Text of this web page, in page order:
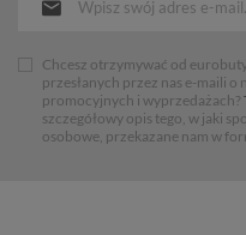
Chcesz otrzymywać od
przesłanych przez nas e-maili
promocyjnych i wyprzedażach?
szczegółowy opis tego, w jaki
osobowe, przekazane nam w